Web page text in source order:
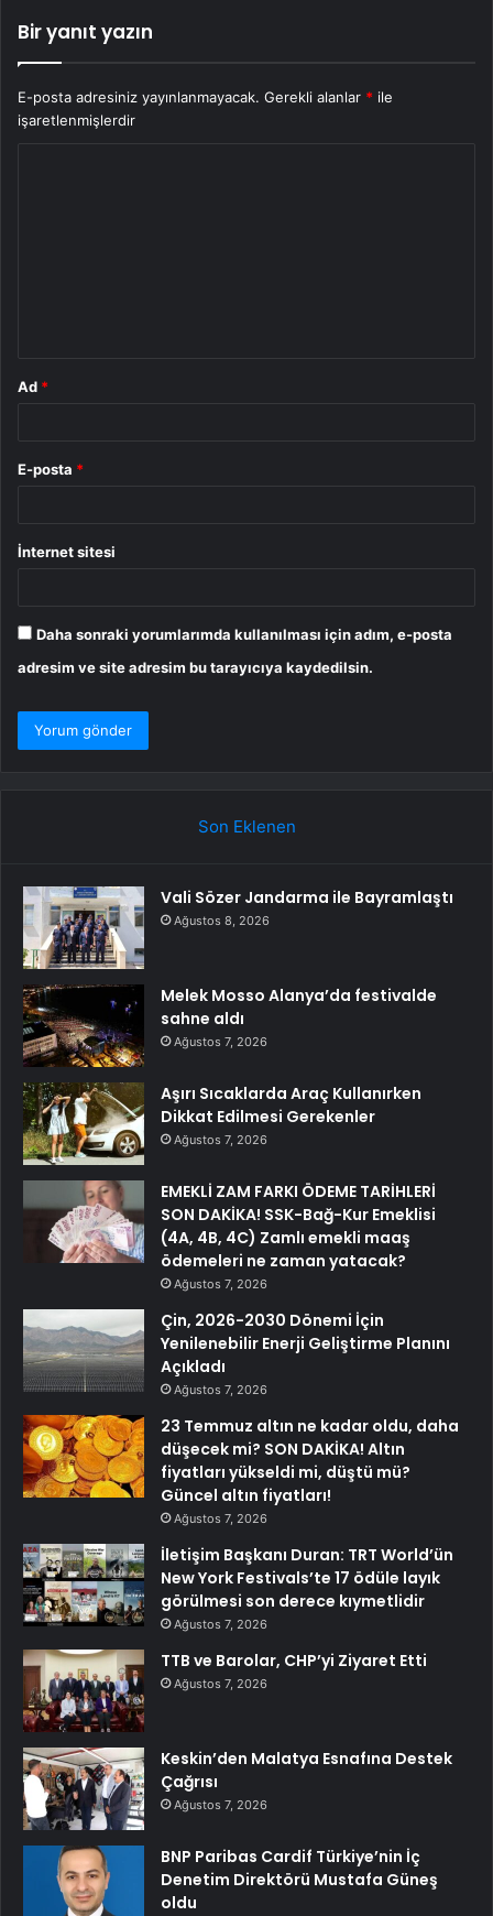
Bir yanıt yazın
E-posta adresiniz yayınlanmayacak. Gerekli alanlar * ile
işaretlenmişlerdir
Ad *
E-posta *
İnternet sitesi
Daha sonraki yorumlarımda kullanılması için adım, e-posta
adresim ve site adresim bu tarayıcıya kaydedilsin.
Son Eklenen
Vali Sözer Jandarma ile Bayramlaştı
Ağustos 8, 2026
Melek Mosso Alanya’da festivalde
sahne aldı
Ağustos 7, 2026
Aşırı Sıcaklarda Araç Kullanırken
Dikkat Edilmesi Gerekenler
Ağustos 7, 2026
EMEKLİ ZAM FARKI ÖDEME TARİHLERİ
SON DAKİKA! SSK-Bağ-Kur Emeklisi
(4A, 4B, 4C) Zamlı emekli maaş
ödemeleri ne zaman yatacak?
Ağustos 7, 2026
Çin, 2026-2030 Dönemi İçin
Yenilenebilir Enerji Geliştirme Planını
Açıkladı
Ağustos 7, 2026
23 Temmuz altın ne kadar oldu, daha
düşecek mi? SON DAKİKA! Altın
fiyatları yükseldi mi, düştü mü?
Güncel altın fiyatları!
Ağustos 7, 2026
İletişim Başkanı Duran: TRT World’ün
New York Festivals’te 17 ödüle layık
görülmesi son derece kıymetlidir
Ağustos 7, 2026
TTB ve Barolar, CHP’yi Ziyaret Etti
Ağustos 7, 2026
Keskin’den Malatya Esnafına Destek
Çağrısı
Ağustos 7, 2026
BNP Paribas Cardif Türkiye’nin İç
Denetim Direktörü Mustafa Güneş
oldu